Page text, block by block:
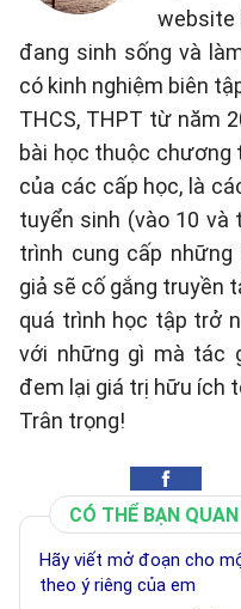
website
đang sinh sống và
có kinh nghiệm biên
THCS, THPT từ năm
bài học thuộc chương
của các cấp học, là
tuyển sinh (vào 10 và
trình cung cấp
giả sẽ cố gắng truyền
quá trình học tập trở
với những gì mà tác
đem lại giá trị hữu ích
Trân trọng!
CÓ THỂ BẠN
Hãy viết mở đoạn cho
theo ý riêng của em